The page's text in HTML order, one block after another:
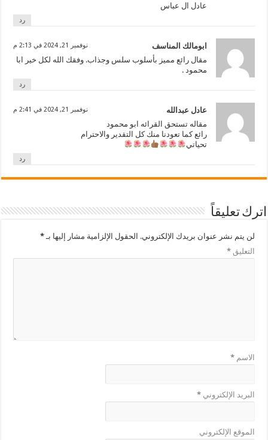
عادل ال عباس
رد
ابومالك المناسف نوفمبر 21, 2024 في 2:13 م
مقال رائع مميز بأسلوب سلس وجذاب. وفقك الله لكل خير ابا
محمود .
رد
عادل عبدالله نوفمبر 21, 2024 في 2:41 م
مقاله تستحق القرائه ابو محمود
رائع كما تعودنا منك كل التقدير والاحترام
تحياتي
رد
اترك تعليقاً
لن يتم نشر عنوان بريدك الإلكتروني. الحقول الإلزامية مشار إليها بـ*
التعليق*
الاسم*
البريد الإلكتروني*
الموقع الإلكتروني